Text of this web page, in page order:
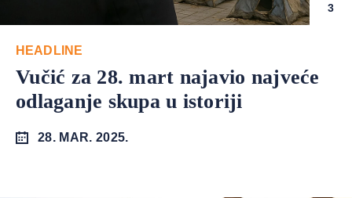
3
HEADLINE
Vučić za 28. mart najavio najveće
odlaganje skupa u istoriji
28. MAR. 2025.